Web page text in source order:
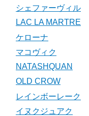
シェファーヴィル
LAC LA MARTRE
ケローナ
マコヴィク
NATASHQUAN
OLD CROW
レインボーレーク
イヌクジュアク